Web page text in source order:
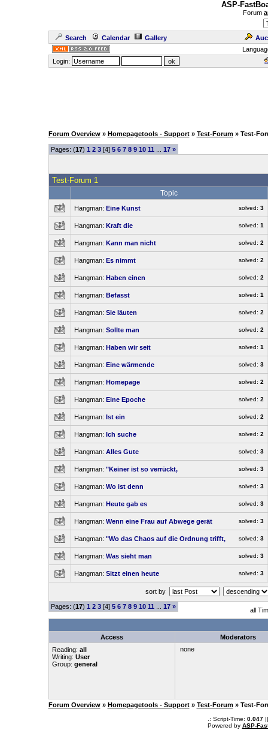
ASP-
Forum
Search Calendar Gallery
Login:
Forum Overview » Homepagetools - Support » Test-Forum » Test-
Pages: (17) 1 2 3[4] 5 6 7 8 9 10 11 17 »
Test-Forum 1
Topic
solved: 3
Hangman: Eine Kunst
solved: 1
Hangman: Kraft die
solved: 2
Hangman: Kann man nicht
solved: 2
Hangman: Es nimmt
solved: 2
Hangman: Haben einen
solved: 1
Hangman: Befasst
solved: 2
Hangman: Sie läuten
solved: 2
Hangman: Sollte man
solved: 1
Hangman: Haben wir seit
solved: 3
Hangman: Eine wärmende
solved: 2
Hangman: Homepage
solved: 2
Hangman: Eine Epoche
solved: 2
Hangman: Ist ein
solved: 2
Hangman: Ich suche
solved: 3
Hangman: Alles Gute
solved: 3
Hangman: "Keiner ist so verrückt,
solved: 3
Hangman: Wo ist denn
solved: 3
Hangman: Heute gab es
solved: 3
Hangman: Wenn eine Frau auf Abwege gerät
solved: 3
Hangman: "Wo das Chaos auf die Ordnung trifft,
solved: 3
Hangman: Was sieht man
solved: 3
Hangman: Sitzt einen heute
sort by
Pages: (17) 1 2 3[4] 5 6 7 8 9 10 11 17 » all
Access
Moderators
Reading: all
Writing: User
Group: general
none
Forum Overview » Homepagetools - Support » Test-Forum » Test-
.: Script-Time: 0.047||
Powered by ASP-